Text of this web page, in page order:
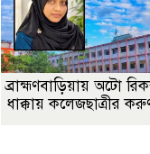
ব্রাহ্মণবাড়িয়ায় অটো
ধাক্কায় কলেজছাত্রীর